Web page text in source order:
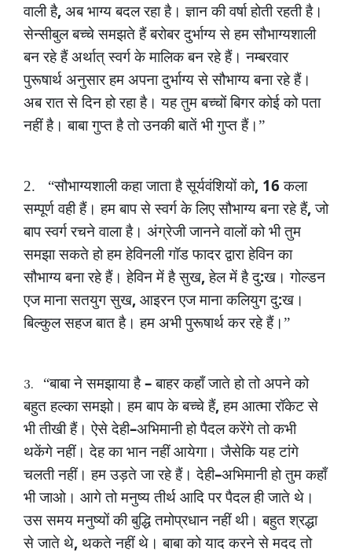
वाली है, अब भाग्य बदल रहा है। ज्ञान की वर्षा होती रहती है।
सेन्सीबुल बच्चे समझते हैं बरोबर दुर्भाग्य से हम सौभाग्यशाली
बन रहे हैं अर्थात् स्वर्ग के मालिक बन रहे हैं। नम्बरवार
पुरूषार्थ अनुसार हम अपना दुर्भाग्य से सौभाग्य बना रहे हैं।
अब रात से दिन हो रहा है। यह तुम बच्चों बिगर कोई को पता
नहीं है। बाबा गुप्त है तो उनकी बातें भी गुप्त हैं।”
2. “सौभाग्यशाली कहा जाता है सूर्यवंशियों को, 16कला
सम्पूर्ण वही हैं। हम बाप से स्वर्ग के लिए सौभाग्य बना रहे हैं,जो
बाप स्वर्ग रचने वाला है। अंग्रेजी जानने वालों को भी तुम
समझा सकते हो हम हेविनली गॉड फादर द्वारा हेविन का
सौभाग्य बना रहे हैं। हेविन में है सुख,हेल में है दु:ख। गोल्डन
एज माना सतयुग सुख, आइरन एज माना कलियुग दु:ख।
बिल्कुल सहज बात है। हम अभी पुरूषार्थ कर रहे हैं।”
3. “बाबा ने समझाया है–बाहर कहाँ जाते हो तो अपने को
बहुत हल्का समझो। हम बाप के बच्चे हैं,हम आत्मा रॉकेट से
भी तीखी हैं। ऐसे देही–अभिमानी हो पैदल करेंगे तो कभी
थकेंगे नहीं। देह का भान नहीं आयेगा। जैसेकि यह टांगे
चलती नहीं। हम उड़ते जा रहे हैं। देही–अभिमानी हो तुम कहाँ
भी जाओ। आगे तो मनुष्य तीर्थ आदि पर पैदल ही जाते थे।
उस समय मनुष्यों की बुद्धि तमोप्रधान नहीं थी। बहुत श्रद्धा
से जाते थे, थकते नहीं थे। बाबा को याद करने से मदद तो